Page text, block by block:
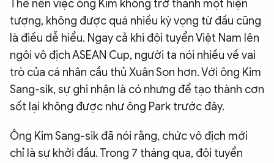
Thế nên việc ông Kim không trở thành một hiện
tượng, không được quá nhiều kỳ vọng từ đầu cũng
là điều dễ hiểu. Ngay cả khi đội tuyển Việt Nam lên
ngôi vô địch ASEAN Cup, người ta nói nhiều về vai
trò của cá nhân cầu thủ Xuân Son hơn. Với ông Kim
Sang-sik, sự ghi nhận là có nhưng để tạo thành cơn
sốt lại không được như ông Park trước đây.
Ông Kim Sang-sik đã nói rằng, chức vô địch mới
chỉ là sự khởi đầu. Trong 7 tháng qua, đội tuyển